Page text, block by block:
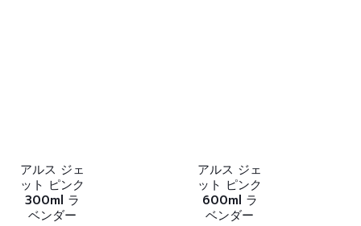
アルス ジェ
ット ピンク
300ml ラ
ベンダー
アルス ジェ
ット ピンク
600ml ラ
ベンダー